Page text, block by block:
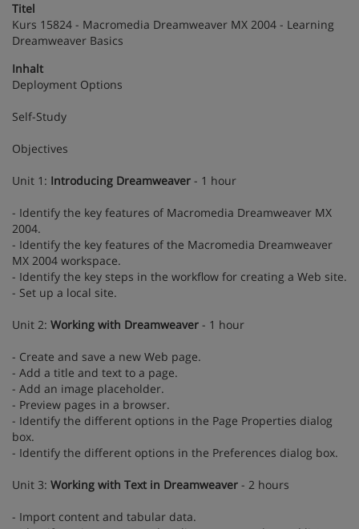
Titel
Kurs 15824 - Macromedia Dreamweaver MX 2004 - Learning
Dreamweaver Basics
Inhalt
Deployment Options
Self-Study
Objectives
Unit 1: Introducing Dreamweaver - 1 hour
- Identify the key features of Macromedia Dreamweaver MX
2004.
- Identify the key features of the Macromedia Dreamweaver
MX 2004 workspace.
- Identify the key steps in the workflow for creating a Web site.
- Set up a local site.
Unit 2: Working with Dreamweaver - 1 hour
- Create and save a new Web page.
- Add a title and text to a page.
- Add an image placeholder.
- Preview pages in a browser.
- Identify the different options in the Page Properties dialog
box.
- Identify the different options in the Preferences dialog box.
Unit 3: Working with Text in Dreamweaver - 2 hours
- Import content and tabular data.